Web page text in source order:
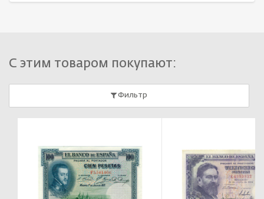
С этим товаром покупают:
Фильтр